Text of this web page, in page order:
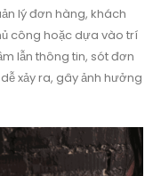
lý đơn hàng, khách
công hoặc dựa vào trí
lẫn thông tin, sót đơn
xảy ra, gây ảnh hưởng